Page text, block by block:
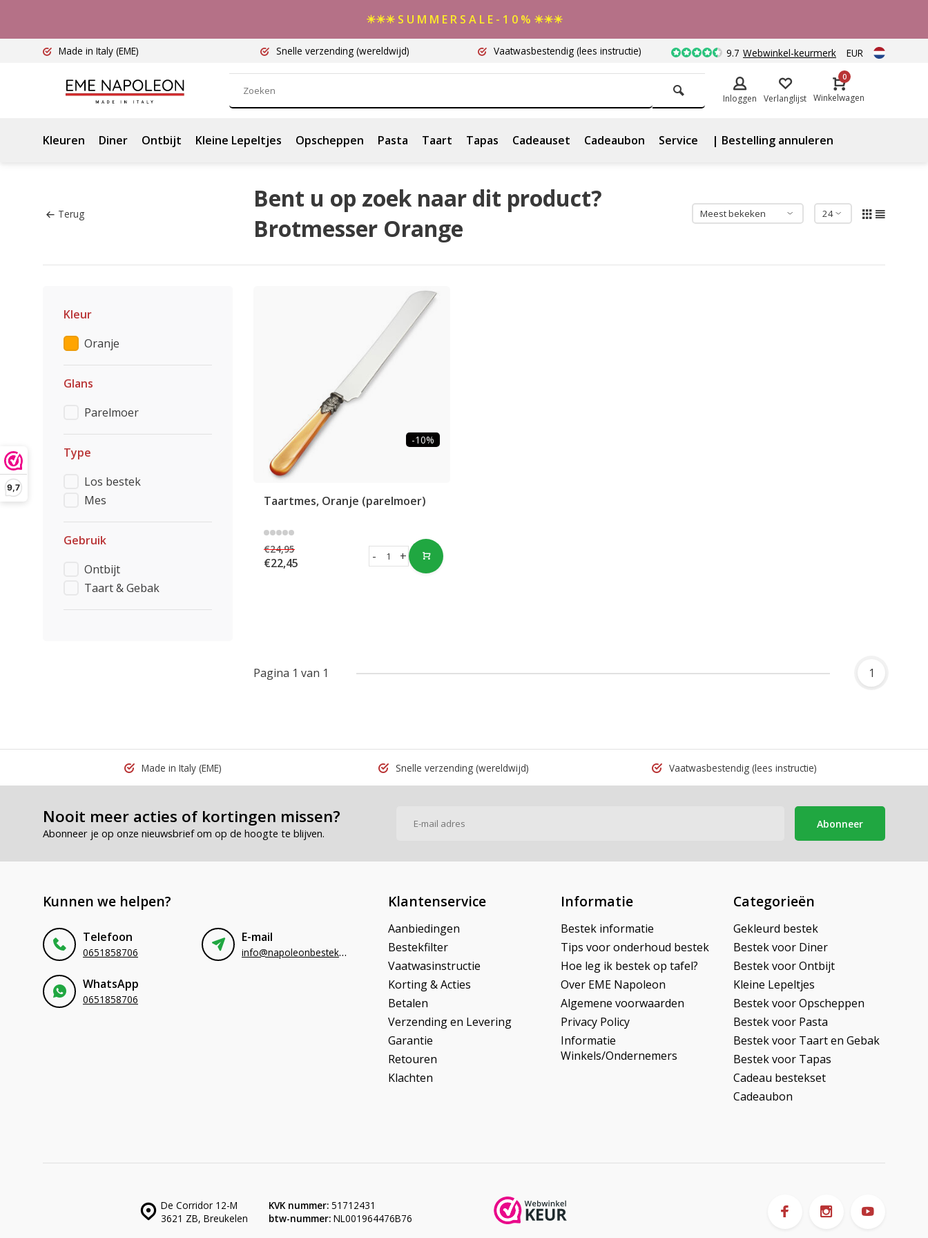
9,7
☀☀☀ S U M M E R S A L E - 1 0 % ☀☀☀
Made in Italy (EME) Snelle verzending (wereldwijd) Vaatwasbestendig (lees instructie) 9.7 Webwinkel-keurmerk EUR
Inloggen Verlanglijst
0
Winkelwagen
Kleuren Diner Ontbijt Kleine Lepeltjes Opscheppen Pasta Taart Tapas Cadeauset Cadeaubon Service | Bestelling annuleren
Terug
Bent u op zoek naar dit product?
Brotmesser Orange
Kleur
Oranje
Glans
Parelmoer
Type
Los bestek
Mes
Gebruik
Ontbijt
Taart & Gebak
-10%
Taartmes, Oranje (parelmoer)
€24,95
€22,45 +
-
Pagina 1 van 1 1
Made in Italy (EME) Snelle verzending (wereldwijd) Vaatwasbestendig(lees instructie)
Nooit meer acties of kortingen missen?
Abonneer je op onze nieuwsbrief om op de hoogte te blijven.
Abonneer
Kunnen we helpen?
Telefoon
0651858706
E-mail
info@napoleonbestek.nl
WhatsApp
0651858706
Klantenservice
Aanbiedingen
Bestekfilter
Vaatwasinstructie
Korting & Acties
Betalen
Verzending en Levering
Garantie
Retouren
Klachten
Informatie
Bestek informatie
Tips voor onderhoud bestek
Hoe leg ik bestek op tafel?
Over EME Napoleon
Algemene voorwaarden
Privacy Policy
Informatie
Winkels/Ondernemers
Categorieën
Gekleurd bestek
Bestek voor Diner
Bestek voor Ontbijt
Kleine Lepeltjes
Bestek voor Opscheppen
Bestek voor Pasta
Bestek voor Taart en Gebak
Bestek voor Tapas
Cadeau bestekset
Cadeaubon
De Corridor 12-M
3621 ZB, Breukelen
KVK nummer: 51712431
btw-nummer: NL001964476B76